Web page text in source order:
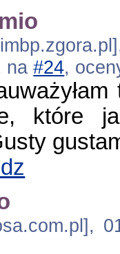
na#24,
które